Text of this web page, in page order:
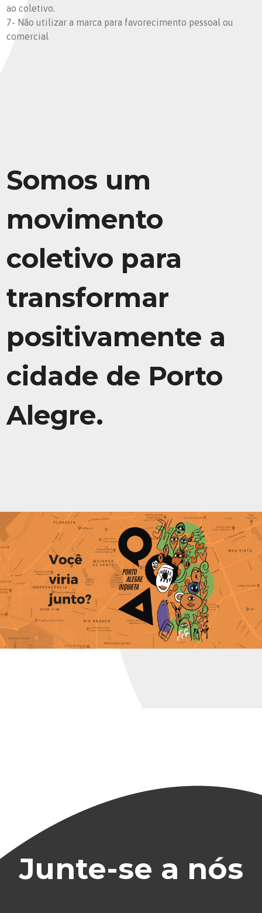
ao coletivo.
7- Não utilizar a marca para favorecimento pessoal ou
comercial
Somos um
movimento
coletivo para
transformar
positivamente a
cidade de Porto
Alegre.
Junte-se a nós